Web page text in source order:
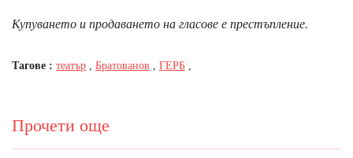
Купуването и продаването на гласове е престъпление.
Тагове : театър Братованов ГЕРБ
Прочети още